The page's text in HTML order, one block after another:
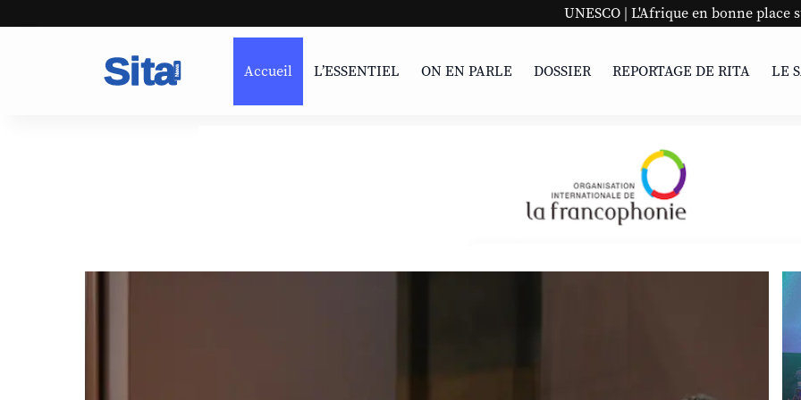
UNESCO | L'Afrique en bonne place sur la liste
Accueil L’ESSENTIEL ON EN PARLE DOSSIER REPORTAGE DE RITA LE